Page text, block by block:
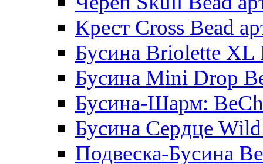
Крест Cross Bead
Бусина Briolette XL
Бусина Mini Drop
Бусина-Шарм:
Бусина Сердце
Подвеска-Бусина